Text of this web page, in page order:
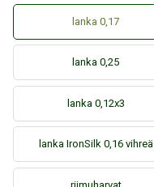
lanka 0,17
lanka 0,25
lanka 0,12x3
lanka IronSilk 0,16 vihreä